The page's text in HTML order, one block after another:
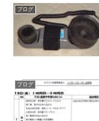
ブログ
ブログ